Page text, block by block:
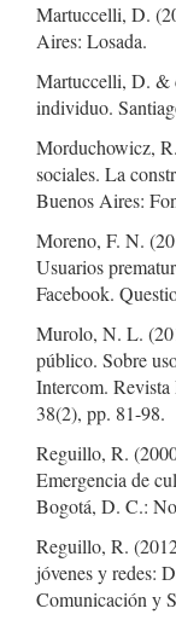
Martuccelli, D.
Aires: Losada.
Martuccelli, D. &
individuo.
Morduchowicz,
sociales. La
Buenos Aires:
Moreno, F. N.
Usuarios
Facebook.
Murolo, N. L.
público. Sobre
Intercom.
38(2), pp. 81-98.
Reguillo, R.
Emergencia de
Bogotá, D. C.:
Reguillo, R.
jóvenes y redes:
Comunicación y